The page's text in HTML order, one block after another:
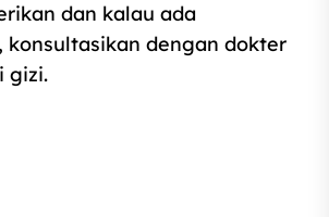
dan kalau ada
konsultasikan dengan dokter
gizi.